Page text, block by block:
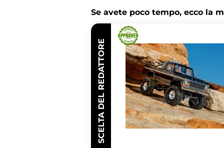
Se avete poco tempo, ecco la
SCELTA DEL REDATTORE